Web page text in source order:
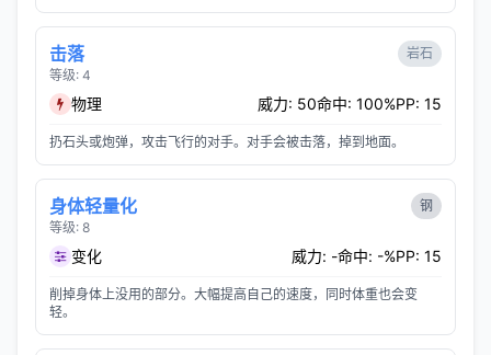
击落
等级: 4
岩石
物理 威力: 50命中: 100%PP: 15
扔石头或炮弹，攻击飞行的对手。对手会被击落，掉到地面。
身体轻量化
等级: 8
钢
变化 威力: -命中: -%PP: 15
削掉身体上没用的部分。大幅提高自己的速度，同时体重也会变
轻。